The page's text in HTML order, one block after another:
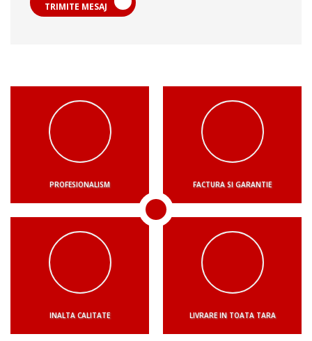
TRIMITE MESAJ
PROFESIONALISM FACTURA SI GARANTIE
INALTA CALITATE LIVRARE IN TOATA TARA